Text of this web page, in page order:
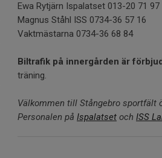
Ewa Rytjärn Ispalatset 013-20 71 97
Magnus Ståhl ISS 0734-36 57 16
Vaktmästarna 0734-36 68 84
Biltrafik på innergården är
träning.
Välkommen till Stångebro sportfält
Personalen på Ispalatset och ISS